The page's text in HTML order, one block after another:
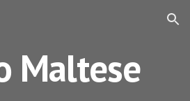
Skip to navigation
Maltese